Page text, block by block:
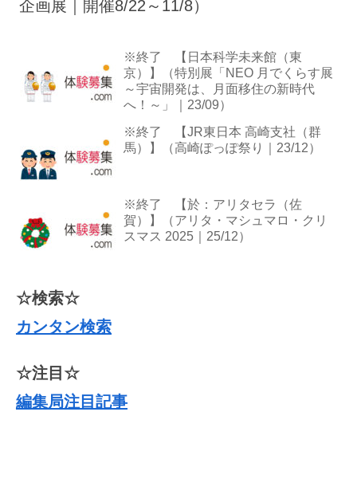
企画展｜開催8/22～11/8）
※終了 【日本科学未来館（東
京）】（特別展「NEO 月でくらす展
～宇宙開発は、月面移住の新時代
へ！～」｜23/09）
※終了 【JR東日本 高崎支社（群
馬）】（高崎ぽっぽ祭り｜23/12）
※終了 【於：アリタセラ（佐
賀）】（アリタ・マシュマロ・クリ
スマス 2025｜25/12）
☆検索☆
カンタン検索
☆注目☆
編集局注目記事